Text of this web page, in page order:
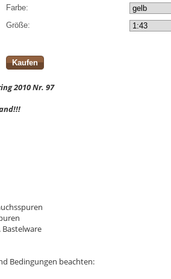
Farbe:
Größe:
Kaufen
2010 Nr. 97
Bedingungen beachten: